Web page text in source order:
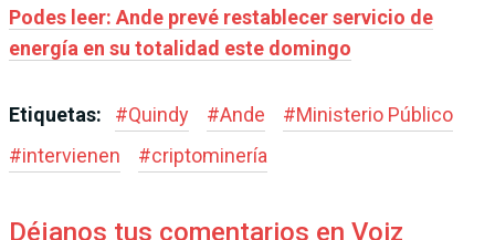
Podes leer: Ande prevé restablecer servicio de
energía en su totalidad este domingo
Etiquetas: #Quindy #Ande #Ministerio Público
#intervienen #criptominería
Déjanos tus comentarios en Voiz